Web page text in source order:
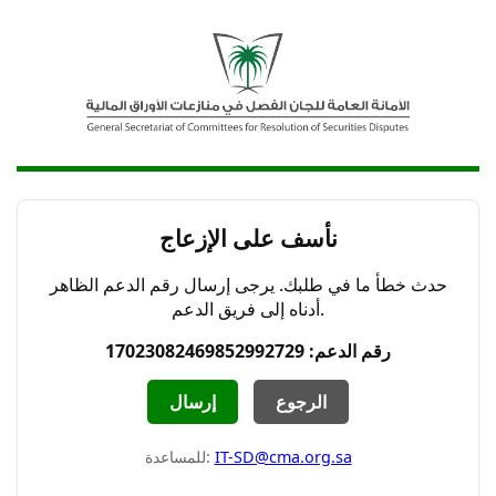
نأسف على الإزعاج
حدث خطأ ما في طلبك. يرجى إرسال رقم الدعم الظاهر
أدناه إلى فريق الدعم.
رقم الدعم: 17023082469852992729
إرسال الرجوع
للمساعدة: IT-SD@cma.org.sa